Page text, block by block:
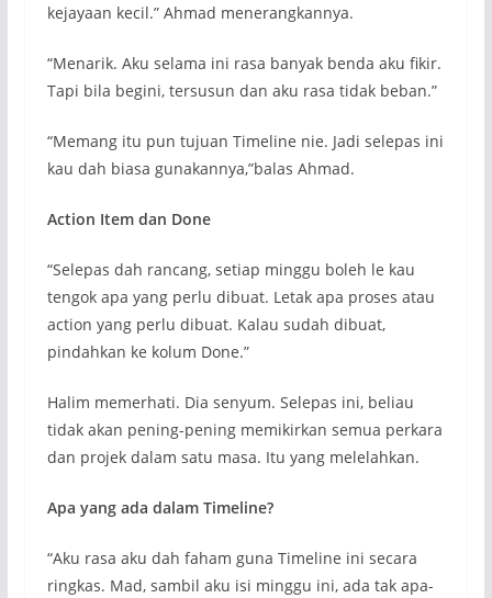
kejayaan kecil.” Ahmad menerangkannya.
“Menarik. Aku selama ini rasa banyak benda aku fikir.
Tapi bila begini, tersusun dan aku rasa tidak beban.”
“Memang itu pun tujuan Timeline nie. Jadi selepas ini
kau dah biasa gunakannya,”balas Ahmad.
Action Item dan Done
“Selepas dah rancang, setiap minggu boleh le kau
tengok apa yang perlu dibuat. Letak apa proses atau
action yang perlu dibuat. Kalau sudah dibuat,
pindahkan ke kolum Done.”
Halim memerhati. Dia senyum. Selepas ini, beliau
tidak akan pening-pening memikirkan semua perkara
dan projek dalam satu masa. Itu yang melelahkan.
Apa yang ada dalam Timeline?
“Aku rasa aku dah faham guna Timeline ini secara
ringkas. Mad, sambil aku isi minggu ini, ada tak apa-